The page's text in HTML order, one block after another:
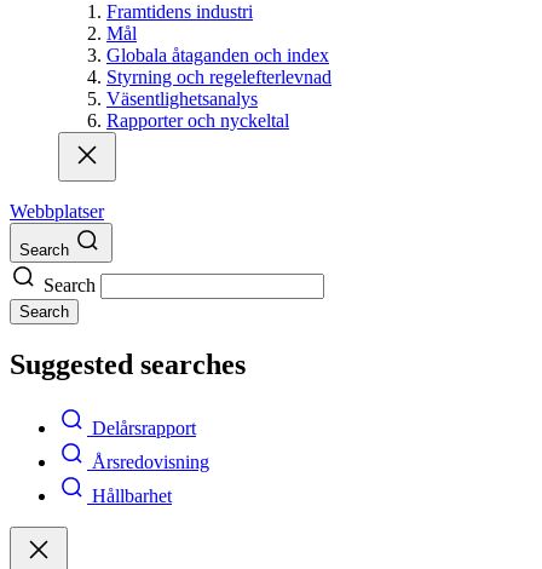
Framtidens industri
Mål
Globala åtaganden och index
Styrning och regelefterlevnad
Väsentlighetsanalys
Rapporter och nyckeltal
Webbplatser
Search
Search
Search
Suggested searches
Delårsrapport
Årsredovisning
Hållbarhet